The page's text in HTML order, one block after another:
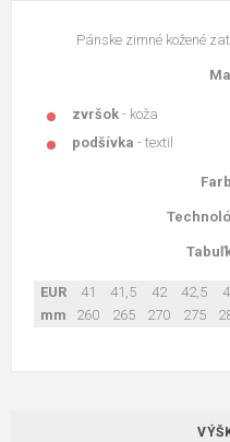
Pánske zimné kožené
zvršok - koža
podšívka - textil
EUR 41 41,5 42 42,5
mm
260 265 270 275